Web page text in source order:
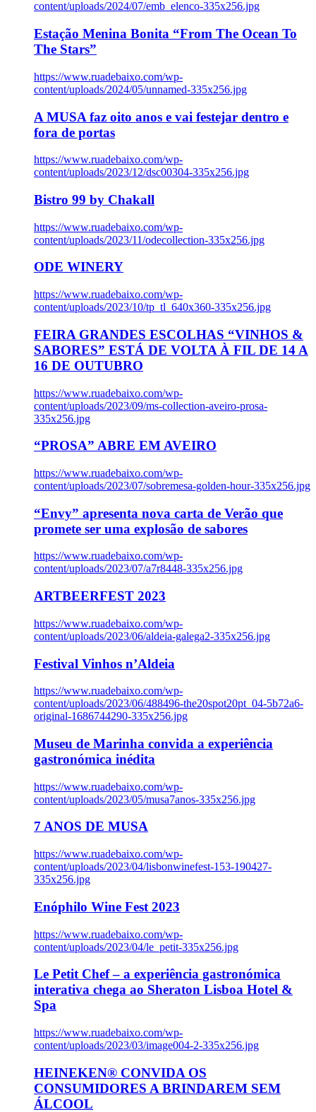
content/uploads/2024/07/emb_elenco-335x256.jpg
Estação Menina Bonita “From The Ocean To
The Stars”
https://www.ruadebaixo.com/wp-
content/uploads/2024/05/unnamed-335x256.jpg
A MUSA faz oito anos e vai festejar dentro e
fora de portas
https://www.ruadebaixo.com/wp-
content/uploads/2023/12/dsc00304-335x256.jpg
Bistro 99 by Chakall
https://www.ruadebaixo.com/wp-
content/uploads/2023/11/odecollection-335x256.jpg
ODE WINERY
https://www.ruadebaixo.com/wp-
content/uploads/2023/10/tp_tl_640x360-335x256.jpg
FEIRA GRANDES ESCOLHAS “VINHOS &
SABORES” ESTÁ DE VOLTA À FIL DE 14 A
16 DE OUTUBRO
https://www.ruadebaixo.com/wp-
content/uploads/2023/09/ms-collection-aveiro-prosa-
335x256.jpg
“PROSA” ABRE EM AVEIRO
https://www.ruadebaixo.com/wp-
content/uploads/2023/07/sobremesa-golden-hour-335x256.jpg
“Envy” apresenta nova carta de Verão que
promete ser uma explosão de sabores
https://www.ruadebaixo.com/wp-
content/uploads/2023/07/a7r8448-335x256.jpg
ARTBEERFEST 2023
https://www.ruadebaixo.com/wp-
content/uploads/2023/06/aldeia-galega2-335x256.jpg
Festival Vinhos n’Aldeia
https://www.ruadebaixo.com/wp-
content/uploads/2023/06/488496-the20spot20pt_04-5b72a6-
original-1686744290-335x256.jpg
Museu de Marinha convida a experiência
gastronómica inédita
https://www.ruadebaixo.com/wp-
content/uploads/2023/05/musa7anos-335x256.jpg
7 ANOS DE MUSA
https://www.ruadebaixo.com/wp-
content/uploads/2023/04/lisbonwinefest-153-190427-
335x256.jpg
Enóphilo Wine Fest 2023
https://www.ruadebaixo.com/wp-
content/uploads/2023/04/le_petit-335x256.jpg
Le Petit Chef – a experiência gastronómica
interativa chega ao Sheraton Lisboa Hotel &
Spa
https://www.ruadebaixo.com/wp-
content/uploads/2023/03/image004-2-335x256.jpg
HEINEKEN® CONVIDA OS
CONSUMIDORES A BRINDAREM SEM
ÁLCOOL